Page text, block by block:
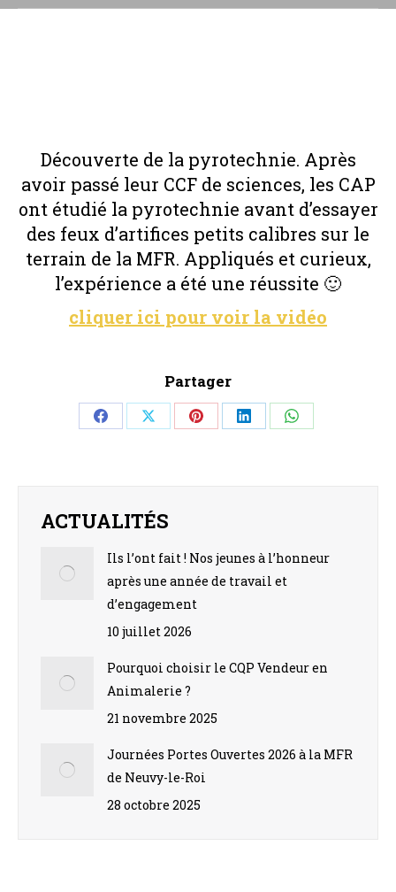
Découverte de la pyrotechnie. Après
avoir passé leur CCF de sciences, les CAP
ont étudié la pyrotechnie avant d’essayer
des feux d’artifices petits calibres sur le
terrain de la MFR. Appliqués et curieux,
l’expérience a été une réussite 🙂
cliquer ici pour voir la vidéo
Partager
Share Share Share Share Share
ACTUALITÉS
Ils l’ont fait ! Nos jeunes à l’honneur
après une année de travail et
d’engagement
10 juillet 2026
Pourquoi choisir le CQP Vendeur en
Animalerie ?
21 novembre 2025
Journées Portes Ouvertes 2026 à la MFR
de Neuvy-le-Roi
28 octobre 2025